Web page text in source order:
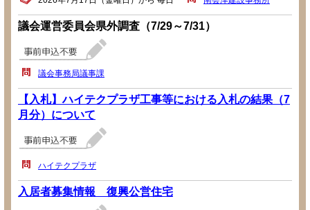
議会運営委員会県外調査（7/29～7/31）
議会事務局議事課
【入札】ハイテクプラザ工事等における入札の結果（7
月分）について
ハイテクプラザ
入居者募集情報 復興公営住宅